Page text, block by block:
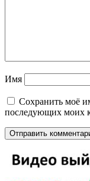
Имя
Сохранить моё
последующих моих